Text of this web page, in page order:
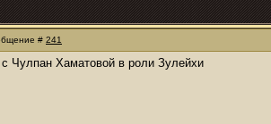
# 241
Чулпан Хаматовой в роли Зулейхи